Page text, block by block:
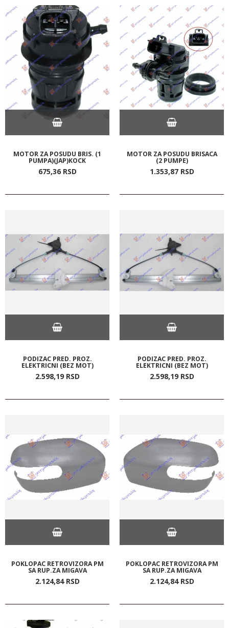
MOTOR ZA POSUDU BRIS. (1
PUMPA)(JAP)KOCK
675,36 RSD
MOTOR ZA POSUDU BRISACA
(2 PUMPE)
1.353,87 RSD
PODIZAC PRED. PROZ.
ELEKTRICNI (BEZ MOT)
2.598,19 RSD
PODIZAC PRED. PROZ.
ELEKTRICNI (BEZ MOT)
2.598,19 RSD
POKLOPAC RETROVIZORA PM
SA RUP.ZA MIGAVA
2.124,84 RSD
POKLOPAC RETROVIZORA PM
SA RUP.ZA MIGAVA
2.124,84 RSD